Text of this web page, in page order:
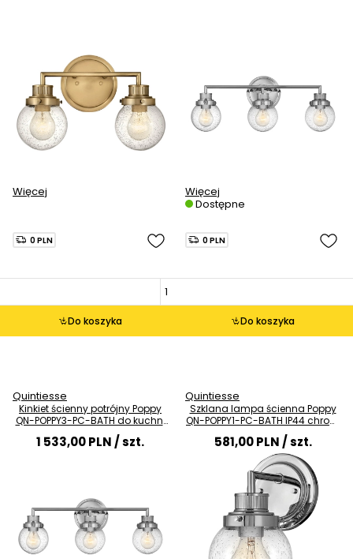
Więcej
Więcej
Dostępne
Do koszyka
0 PLN
Quintiesse
Kinkiet ścienny potrójny Poppy
QN-POPPY3-PC-BATH do kuchni
IP44 chrom
1 533,00 PLN/ szt.
Do koszyka
0 PLN
Quintiesse
Szklana lampa ścienna Poppy
QN-POPPY1-PC-BATH IP44 chrom
przezroczysta
581,00 PLN/ szt.